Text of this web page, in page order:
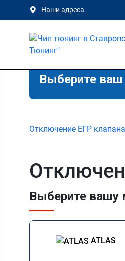
Наши адреса
Выберите ваш
Отключение ЕГР
Выберите вашу
ATLAS